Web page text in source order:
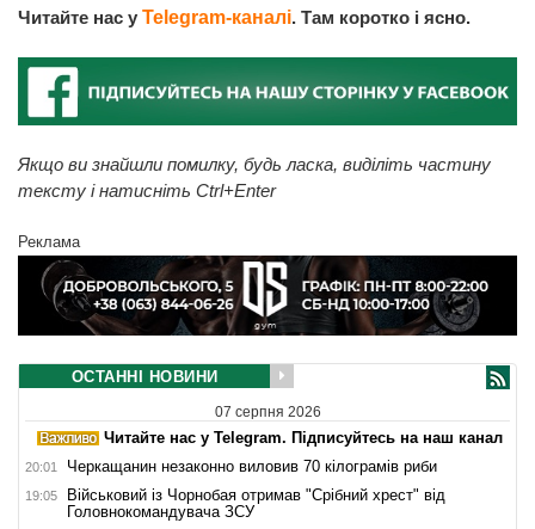
Читайте нас у Telegram-каналі. Там коротко і ясно.
Якщо ви знайшли помилку, будь ласка, виділіть частину
тексту і натисніть Ctrl+Enter
Реклама
ОСТАННІ НОВИНИ
07 серпня 2026
Читайте нас у Telegram. Підписуйтесь на наш канал
20:01 Черкащанин незаконно виловив 70 кілограмів риби
19:05
Військовий із Чорнобая отримав "Срібний хрест" від
Головнокомандувача ЗСУ